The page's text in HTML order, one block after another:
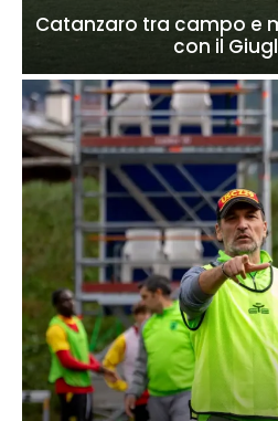
Catanzaro tra campo e
con il